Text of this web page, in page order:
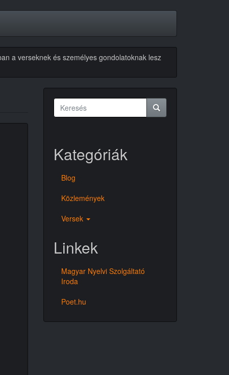
a verseknek és személyes gondolatoknak lesz
Keresés
űrlap
Kategóriák
Blog
Közlemények
Versek
Linkek
Magyar Nyelvi Szolgáltató
Iroda
Poet.hu